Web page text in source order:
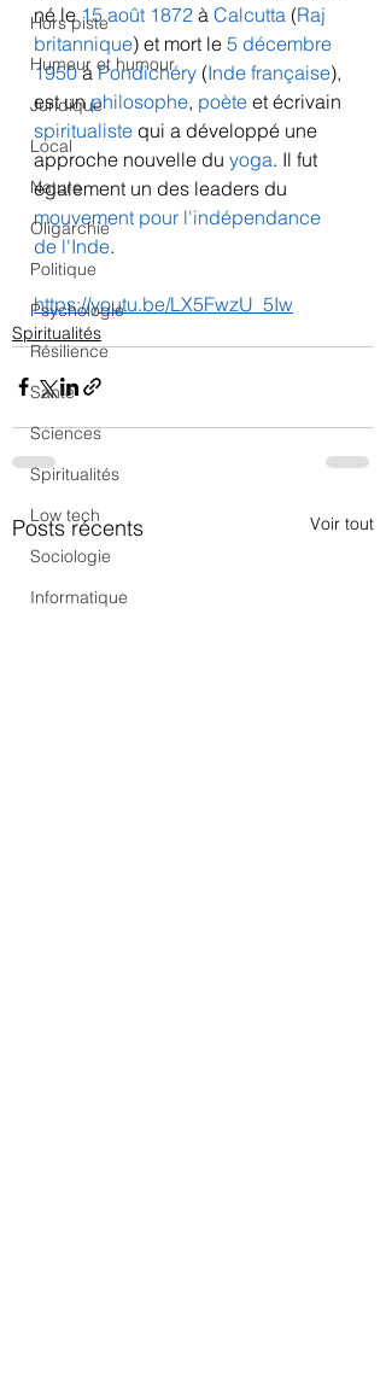
Hors piste
Humeur et humour
Juridique
Local
Nature
Oligarchie
Politique
Psychologie
Résilience
Santé
Sciences
Spiritualités
Low tech
Sociologie
Informatique
né le 15 août 1872 à Calcutta (Raj
britannique) et mort le 5 décembre
1950 à Pondichéry (Inde française),
est un philosophe, poète et écrivain
spiritualiste qui a développé une
approche nouvelle du yoga. Il fut
également un des leaders du
mouvement pour l'indépendance
de l'Inde.
https://youtu.be/LX5FwzU_5Iw
Spiritualités
Posts récents Voir tout